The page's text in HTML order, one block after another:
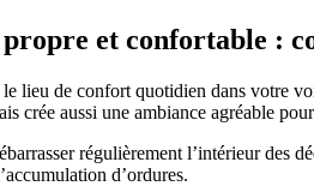
et confortable :
lieu de confort quotidien dans votre
crée aussi une ambiance agréable
régulièrement l’intérieur des
d’ordures.